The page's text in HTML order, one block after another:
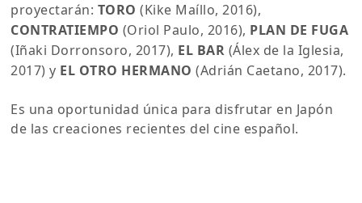
proyectarán: TORO (Kike Maíllo, 2016),
CONTRATIEMPO (Oriol Paulo, 2016), PLAN DE FUGA
(Iñaki Dorronsoro, 2017), EL BAR (Álex de la Iglesia,
2017) y EL OTRO HERMANO (Adrián Caetano, 2017).
Es una oportunidad única para disfrutar en Japón
de las creaciones recientes del cine español.